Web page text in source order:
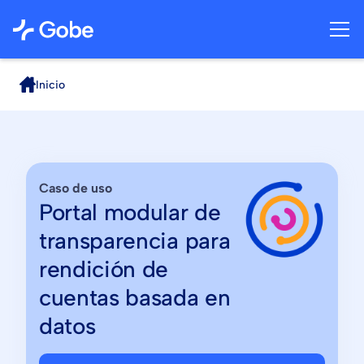
Inicio
Caso de uso
Portal modular de
transparencia para
rendición de
cuentas basada en
datos